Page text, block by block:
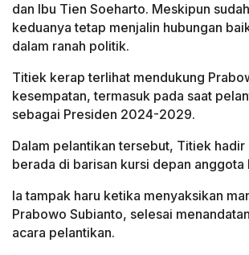
dan Ibu Tien Soeharto. Meskipun
keduanya tetap menjalin hubungan
dalam ranah politik.
Titiek kerap terlihat mendukung
kesempatan, termasuk pada saat
sebagai Presiden 2024-2029.
Dalam pelantikan tersebut, Titiek hadir
berada di barisan kursi depan anggota
la tampak haru ketika menyaksikan
Prabowo Subianto, selesai
acara pelantikan.